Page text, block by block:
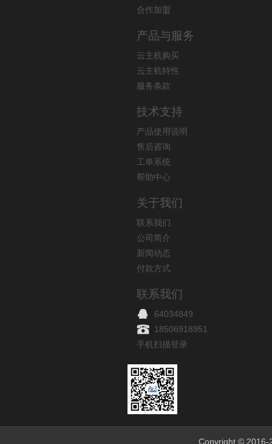
合作加盟
产品与服务
云主机购买
云主机特性
服务条款
技术支持
产品使用说明
售后咨询
工单系统
帮助中心
关于我们
联系我们
公司简介
新闻动态
付款方式
联系我们
64034849
18506918951
手机扫描登录
Copyright © 2016-